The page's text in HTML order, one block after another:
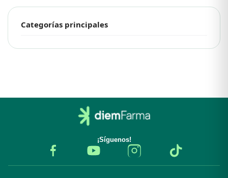
Categorías principales
¡Síguenos!